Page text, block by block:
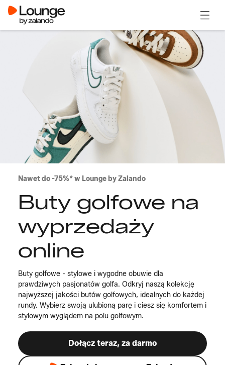
Nawet do -75%* w Lounge by Zalando
Buty golfowe na
wyprzedaży
online
Buty golfowe - stylowe i wygodne obuwie dla
prawdziwych pasjonatów golfa. Odkryj naszą kolekcję
najwyższej jakości butów golfowych, idealnych do każdej
rundy. Wybierz swoją ulubioną parę i ciesz się komfortem i
stylowym wyglądem na polu golfowym.
Dołącz teraz, za darmo